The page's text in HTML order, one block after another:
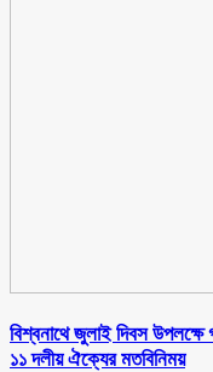
বিশ্বনাথে জুলাই দিবস উপলক্ষে
১১ দলীয় ঐক্যের মতবিনিময়